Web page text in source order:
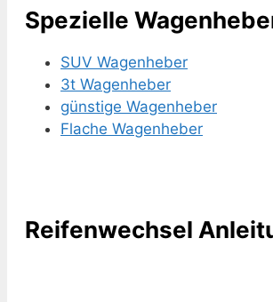
Spezielle
SUV Wagenheber
3t Wagenheber
günstige Wagenheber
Flache Wagenheber
Reifenwechsel